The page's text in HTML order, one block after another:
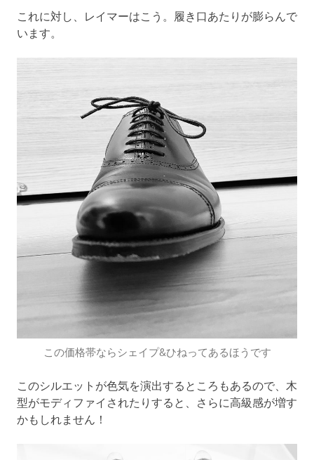
これに対し、レイマーはこう。履き口あたりが膨らんで
います。
この価格帯ならシェイプ&ひねってあるほうです
このシルエットが色気を演出するところもあるので、木
型がモディファイされたりすると、さらに高級感が増す
かもしれません！